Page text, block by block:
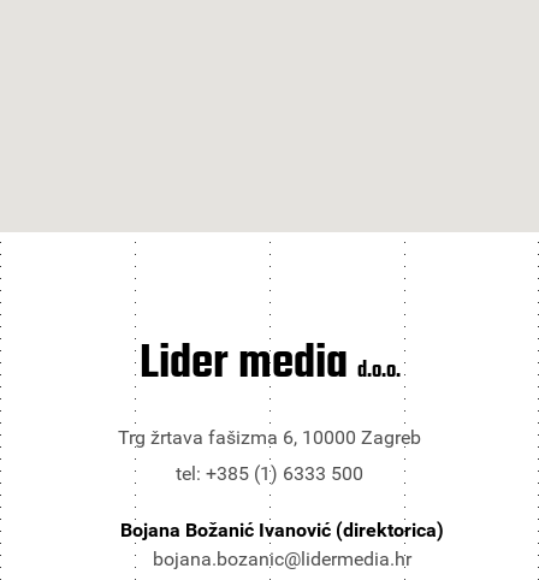
Lider media d.o.o.
Trg žrtava fašizma 6, 10000 Zagreb
tel: +385 (1) 6333 500
Bojana Božanić Ivanović (direktorica)
bojana.bozanic@lidermedia.hr